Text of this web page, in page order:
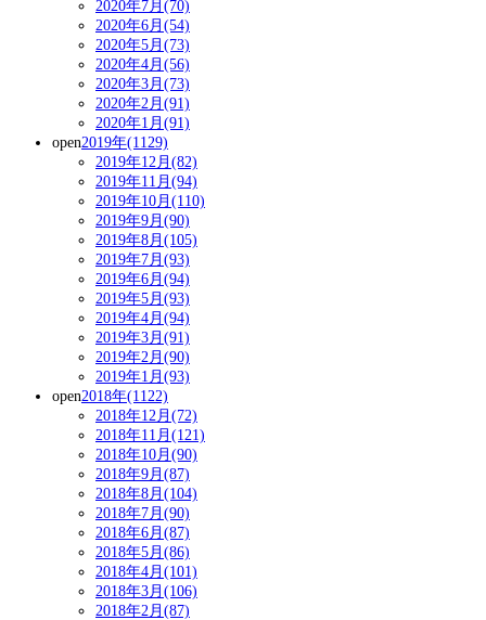
2020年7月(70)
2020年6月(54)
2020年5月(73)
2020年4月(56)
2020年3月(73)
2020年2月(91)
2020年1月(91)
open2019年(1129)
2019年12月(82)
2019年11月(94)
2019年10月(110)
2019年9月(90)
2019年8月(105)
2019年7月(93)
2019年6月(94)
2019年5月(93)
2019年4月(94)
2019年3月(91)
2019年2月(90)
2019年1月(93)
open2018年(1122)
2018年12月(72)
2018年11月(121)
2018年10月(90)
2018年9月(87)
2018年8月(104)
2018年7月(90)
2018年6月(87)
2018年5月(86)
2018年4月(101)
2018年3月(106)
2018年2月(87)